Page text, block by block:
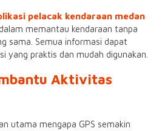
pelacak kendaraan medan
memantau kendaraan tanpa
sama. Semua informasi dapat
yang praktis dan mudah digunakan.
Aktivitas
utama mengapa GPS semakin